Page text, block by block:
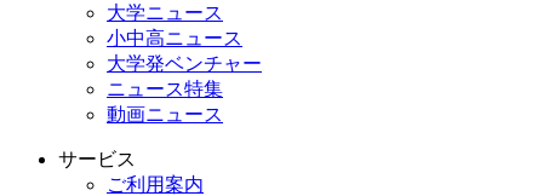
大学ニュース
小中高ニュース
大学発ベンチャー
ニュース特集
動画ニュース
サービス
ご利用案内